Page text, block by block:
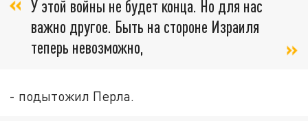
У этой войны не будет конца. Но для нас
важно другое. Быть на стороне Израиля
теперь невозможно,
- подытожил Перла.